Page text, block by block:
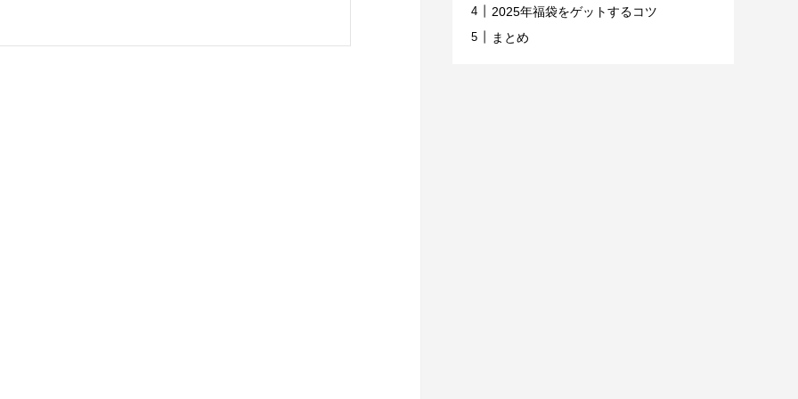
2025年福袋をゲットするコツ
まとめ